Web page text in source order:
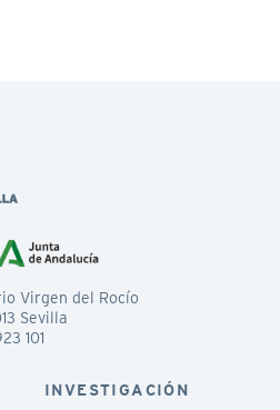
Virgen del Rocío
Sevilla
101
INVESTIGACIÓN